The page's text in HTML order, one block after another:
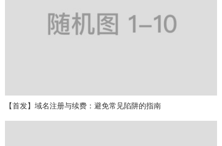
【首发】域名注册与续费：避免常见陷阱的指南